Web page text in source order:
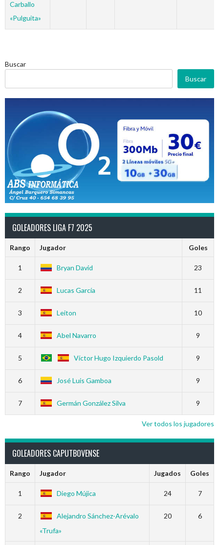
Carballo
«Pulguita»
Buscar
Buscar
GOLEADORES LIGA F7 2025
Rango Jugador Goles
1 Bryan David 23
2 Lucas García 11
3 Leiton 10
4 Abel Navarro 9
5 Víctor Hugo Izquierdo Pasold 9
6 José Luis Gamboa 9
7 Germán González Silva 9
Ver todos los jugadores
GOLEADORES CAPUTBOVENSE
Rango Jugador Jugados Goles
1 Diego Mújica 24 7
2
Alejandro Sánchez-Arévalo
«Trufa»
20 6